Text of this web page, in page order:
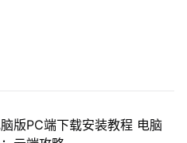
版PC端下载安装教程 电脑